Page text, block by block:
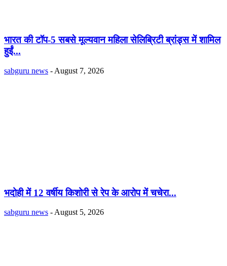
भारत की टॉप-5 सबसे मूल्यवान महिला सेलिब्रिटी ब्रांड्स में शामिल
हुईं...
sabguru news - August 7, 2026
भदोही में 12 वर्षीय किशोरी से रेप के आरोप में चचेरा...
sabguru news - August 5, 2026